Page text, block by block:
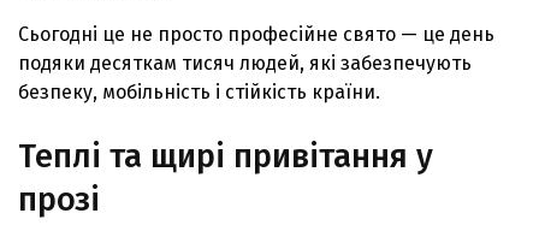
Сьогодні це не просто професійне свято — це день
подяки десяткам тисяч людей, які забезпечують
безпеку, мобільність і стійкість країни.
Теплі та щирі привітання у
прозі